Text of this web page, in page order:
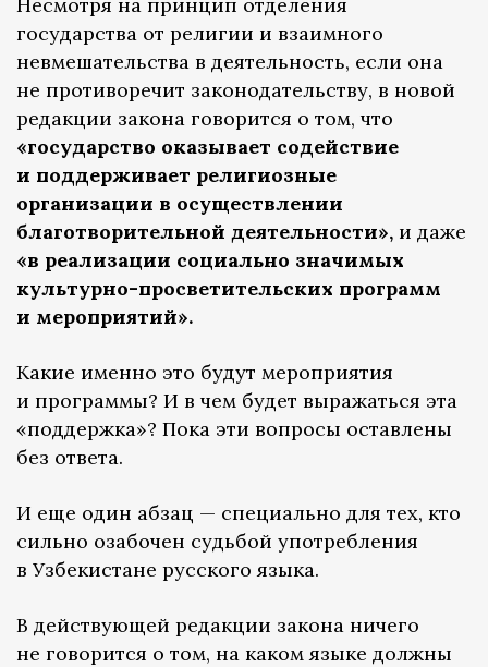
государства от религии и взаимного
невмешательства в деятельность, если она
не противоречит законодательству, в новой
редакции закона говорится о том, что
«государство оказывает содействие
и поддерживает религиозные
организации в осуществлении
благотворительной деятельности», и даже
«в реализации социально значимых
культурно-просветительских программ
и мероприятий».
Какие именно это будут мероприятия
и программы? И в чем будет выражаться эта
«поддержка»? Пока эти вопросы оставлены
без ответа.
И еще один абзац — специально для тех, кто
сильно озабочен судьбой употребления
в Узбекистане русского языка.
В действующей редакции закона ничего
не говорится о том, на каком языке должны